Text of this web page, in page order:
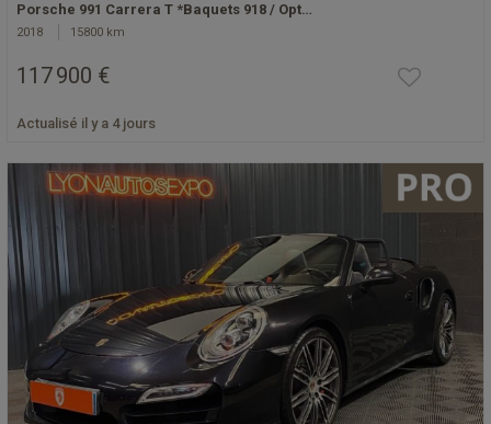
Porsche 991 Carrera T *Baquets 918 / Opt…
2018 15800 km
117 900 €
Actualisé il y a 4 jours